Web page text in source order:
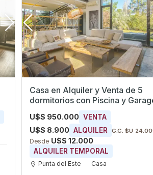
Casa en Alquiler y Venta de 5
dormitorios con Piscina y
Punta del Este, Maldonado
U$S 950.000 VENTA
U$S 8.900 ALQUILER
G.C. $U
Desde U$S 12.000
ALQUILER TEMPORAL
Punta del Este Casa